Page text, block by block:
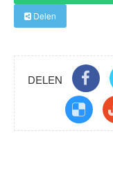
Delen
DELEN